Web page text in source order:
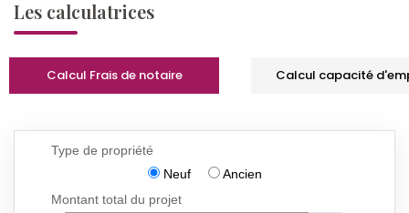
Les calculatrices
Calcul Frais de notaire Calcul capacité